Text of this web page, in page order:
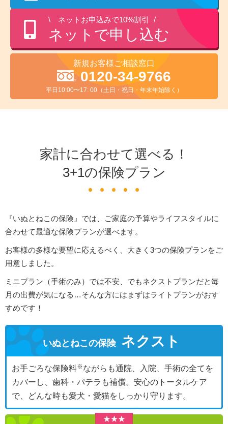
ネットお申込みで10%割引
ネットで申し込む
新規お客様ご相談窓口
0120-34-9766
平日10:00〜17: 00（土日・祝日・年末年始除く）
家計に合わせて選べる！
3+1の保険プラン
『いぬとねこの保険』では、ご家庭の予算やライフスタイルに
合わせて最適な保険プランが選べます。
お客様の多様な要望に応えるべく、大きく3つの保険プランをご
用意しました。
ミニプラン（手術のみ）では不安、でもネクストプランだと毎
月の出費が気になる…そんな方にはまずはライトプランがおす
すめです！
いぬとねこの保険 ネクスト
お手ごろな保険料
ながらも通院、入院、手術の全てを
カバーし、歯科・パテラも補償。安心のトータルケア
で、どんな時も愛犬・愛猫をしっかり守ります。